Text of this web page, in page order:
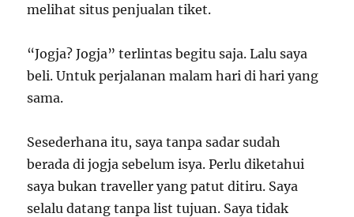
melihat situs penjualan tiket.
“Jogja? Jogja” terlintas begitu saja. Lalu saya
beli. Untuk perjalanan malam hari di hari yang
sama.
Sesederhana itu, saya tanpa sadar sudah
berada di jogja sebelum isya. Perlu diketahui
saya bukan traveller yang patut ditiru. Saya
selalu datang tanpa list tujuan. Saya tidak